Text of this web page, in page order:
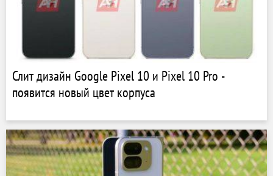
Слит дизайн Google Pixel 10 и Pixel 10 Pro -
появится новый цвет корпуса